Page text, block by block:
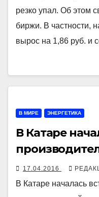
резко упал. Об этом
биржи. В частности,
вырос на 1,86 руб. и
В МИРЕ ЭНЕРГЕТИКА
В Катаре
17.04.2016
В Катаре началась